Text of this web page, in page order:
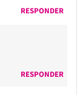
RESPONDER
RESPONDER